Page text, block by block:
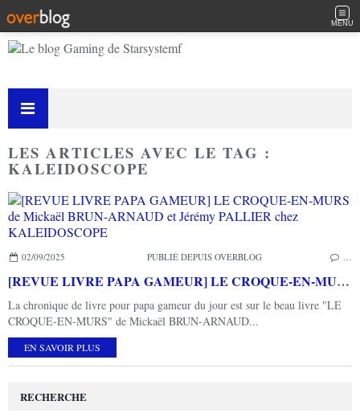
MENU
LES ARTICLES AVEC LE TAG :
KALEIDOSCOPE
02/09/2025 PUBLIÉ DEPUIS OVERBLOG
[REVUE LIVRE PAPA GAMEUR] LE CROQUE-EN-MURS de Mickaël BRUN-ARNAUD et Jérémy PALLIER chez KALEIDOSCOPE
La chronique de livre pour papa gameur du jour est sur le beau livre "LE
CROQUE-EN-MURS" de Mickaël BRUN-ARNAUD...
EN SAVOIR PLUS
RECHERCHE